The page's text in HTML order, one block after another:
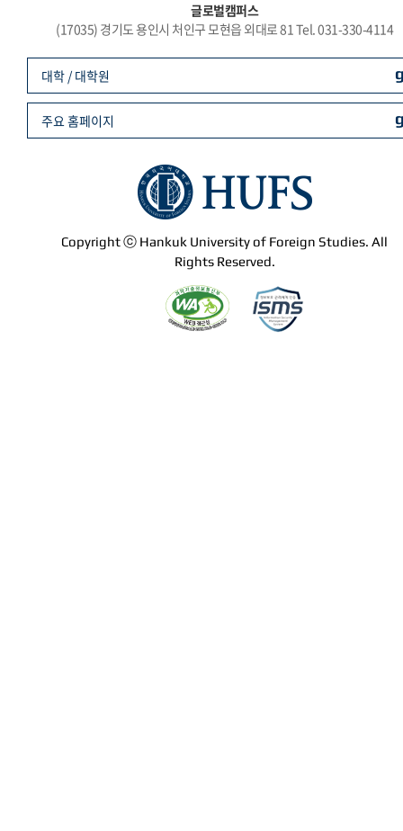
글로벌캠퍼스
(17035) 경기도 용인시 처인구 모현읍 외대로 81 Tel. 031-330-4114
Copyright ⓒ Hankuk University of Foreign Studies. All
Rights Reserved.
대학 / 대학원
주요 홈페이지